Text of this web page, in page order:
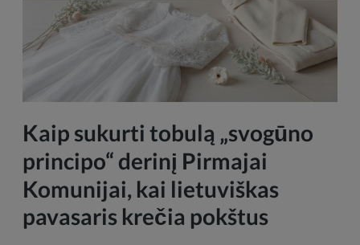
Kaip sukurti tobulą „svogūno
principo“ derinį Pirmajai
Komunijai, kai lietuviškas
pavasaris krečia pokštus